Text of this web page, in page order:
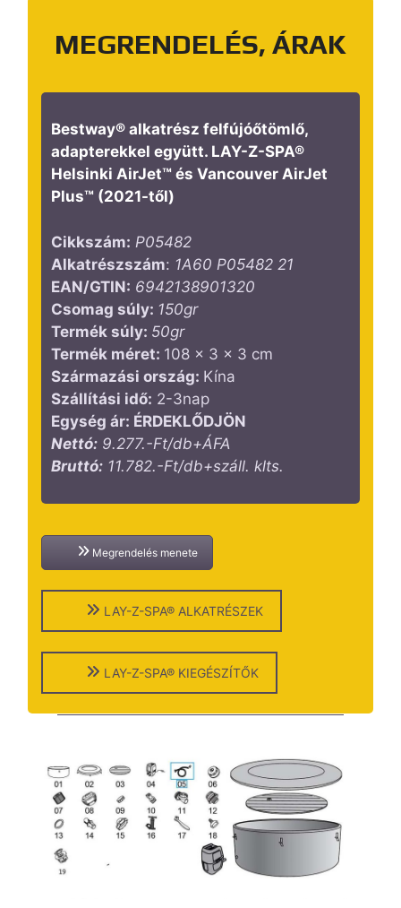
MEGRENDELÉS, ÁRAK
Bestway® alkatrész felfújóőtömlő,
adapterekkel együtt. LAY-Z-SPA®
Helsinki AirJet™ és Vancouver AirJet
Plus™ (2021-től)
Cikkszám: P05482
Alkatrészszám: 1A60 P05482 21
EAN/GTIN: 6942138901320
Csomag súly: 150gr
Termék súly: 50gr
Termék méret: 108 x 3 x 3 cm
Származási ország: Kína
Szállítási idő: 2-3nap
Egység ár: ÉRDEKLŐDJÖN
Nettó: 9.277.-Ft/db+ÁFA
Bruttó: 11.782.-Ft/db+száll. klts.
Megrendelés menete
LAY-Z-SPA® ALKATRÉSZEK
LAY-Z-SPA® KIEGÉSZÍTŐK